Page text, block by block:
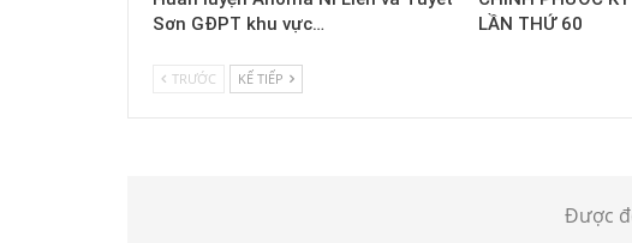
Sơn GĐPT khu vực…
LẦN THỨ 60
TRƯỚC KẾ TIẾP
Được